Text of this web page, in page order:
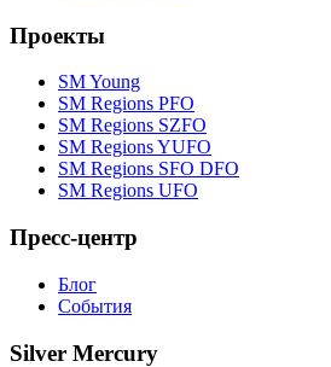
Проекты
SM Young
SM Regions PFO
SM Regions SZFO
SM Regions YUFO
SM Regions SFO DFO
SM Regions UFO
Пресс-центр
Блог
События
Silver Mercury